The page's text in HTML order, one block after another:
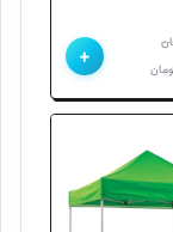
تومان
قیمت
فعلی
۱,۸۴۰,۰۰۰ تومان
است.
+